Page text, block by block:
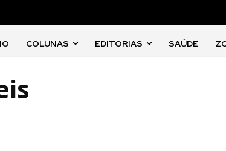
COLUNAS EDITORIAS SAÚDE